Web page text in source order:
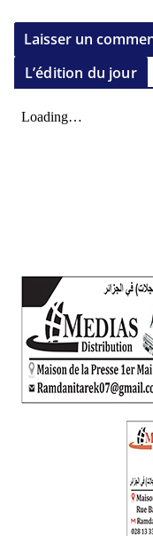
L’édition du jour